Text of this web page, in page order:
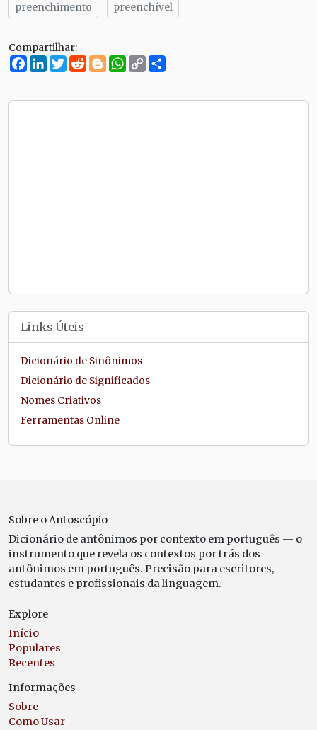
preenchimento
preenchível
Compartilhar:
Facebook
LinkedIn
Twitter
RedditBloggerWhatsApp
Copy
Link
Links Úteis
Dicionário de Sinônimos
Dicionário de Significados
Nomes Criativos
Ferramentas Online
Sobre o Antoscópio
Dicionário de antônimos por contexto em português — o
instrumento que revela os contextos por trás dos
antônimos em português. Precisão para escritores,
estudantes e profissionais da linguagem.
Explore
Início
Populares
Recentes
Informações
Sobre
Como Usar